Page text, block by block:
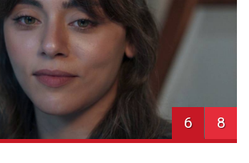
6 8